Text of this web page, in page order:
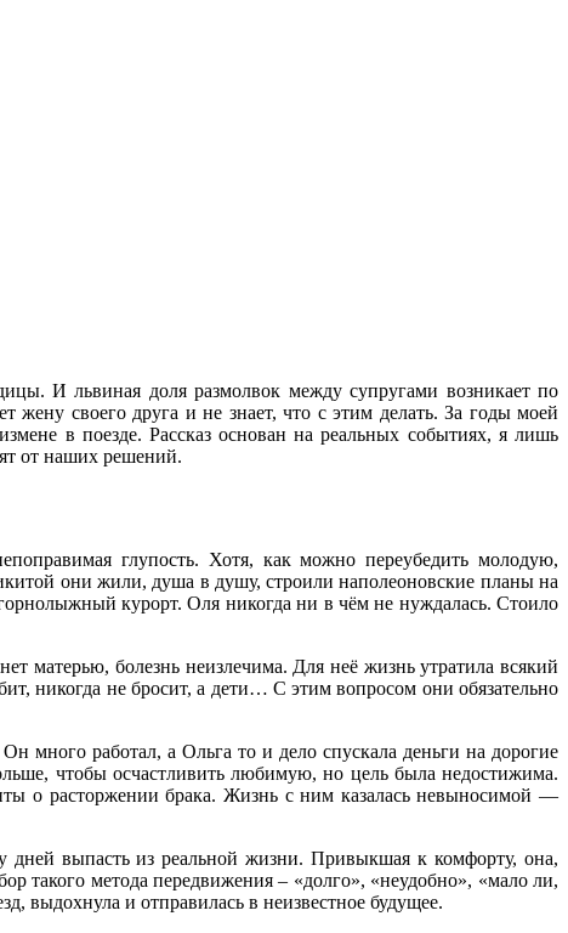
И львиная доля размолвок между супругами возникает по
жену своего друга и не знает, что с этим делать. За годы моей
в поезде. Рассказ основан на реальных событиях, я лишь
от наших решений.
глупость. Хотя, как можно переубедить молодую,
они жили, душа в душу, строили наполеоновские планы на
курорт. Оля никогда ни в чём не нуждалась. Стоило
матерью, болезнь неизлечима. Для неё жизнь утратила всякий
никогда не бросит, а дети… С этим вопросом они обязательно
много работал, а Ольга то и дело спускала деньги на дорогие
чтобы осчастливить любимую, но цель была недостижима.
о расторжении брака. Жизнь с ним казалась невыносимой —
дней выпасть из реальной жизни. Привыкшая к комфорту, она,
такого метода передвижения – «долго», «неудобно», «мало ли,
выдохнула и отправилась в неизвестное будущее.